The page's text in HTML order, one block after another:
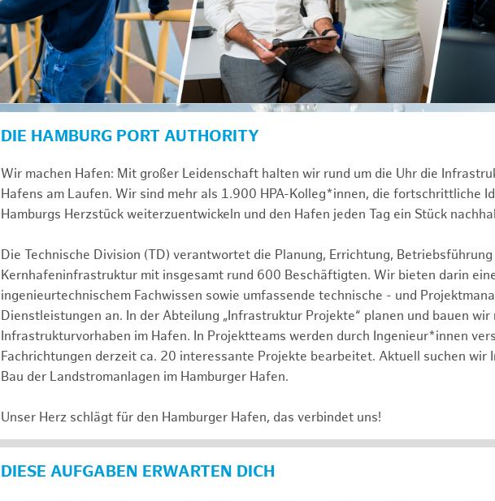
DIE HAMBURG PORT AUTHORITY
Wir machen Hafen: Mit großer Leidenschaft halten wir rund um die Uhr die
Hafens am Laufen. Wir sind mehr als 1.900 HPA-Kolleg*innen, die fortschrittliche
Hamburgs Herzstück weiterzuentwickeln und den Hafen jeden Tag ein Stück
Die Technische Division (TD) verantwortet die Planung, Errichtung,
Kernhafeninfrastruktur mit insgesamt rund 600 Beschäftigten. Wir bieten darin
ingenieurtechnischem Fachwissen sowie umfassende technische - und
Dienstleistungen an. In der Abteilung „Infrastruktur Projekte“ planen und bauen wir
Infrastrukturvorhaben im Hafen. In Projektteams werden durch Ingenieur*innen
Fachrichtungen derzeit ca. 20 interessante Projekte bearbeitet. Aktuell suchen wir
Bau der Landstromanlagen im Hamburger Hafen.
Unser Herz schlägt für den Hamburger Hafen, das verbindet uns!
DIESE AUFGABEN ERWARTEN DICH